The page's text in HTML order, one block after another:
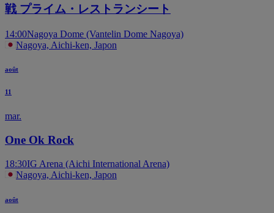
戦 プライム・レストランシート
14:00Nagoya Dome (Vantelin Dome Nagoya)
Nagoya, Aichi-ken, Japon
août
11
mar.
One Ok Rock
18:30IG Arena (Aichi International Arena)
Nagoya, Aichi-ken, Japon
août